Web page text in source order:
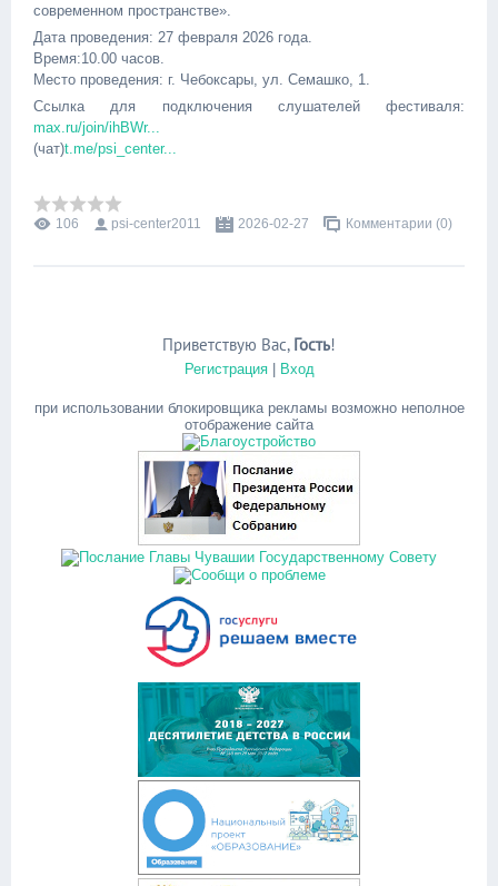
современном пространстве».
Дата проведения: 27 февраля 2026 года.
Время:10.00 часов.
Место проведения: г. Чебоксары, ул. Семашко, 1.
Ссылка для подключения слушателей фестиваля:
max.ru/join/ihBWr...
(чат)t.me/psi_center...
106 psi-center2011 2026-02-27 Комментарии (0)
Приветствую Вас, Гость!
Регистрация| Вход
при использовании блокировщика рекламы возможно неполное
отображение сайта